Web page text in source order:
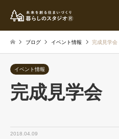
ブログ イベント情報 完成見学会
イベント情報
完成見学会
2018.04.09